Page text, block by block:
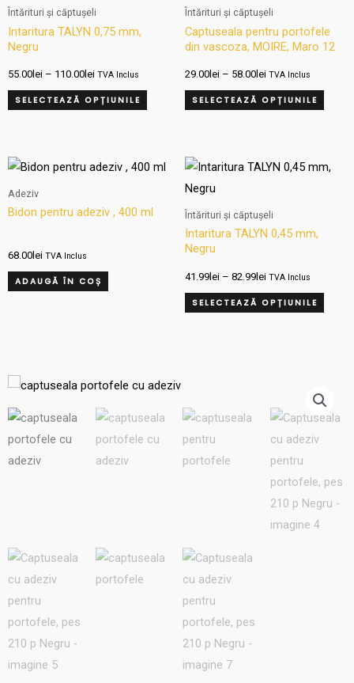
Întărituri și căptușeli
Intaritura TALYN 0,75 mm,
Negru
55.00 lei – 110.00 lei
până
la
110.00lei
TVA Inclus
SELECTEAZĂ OPȚIUNILE
Opțiunile
pot
produsului.
Întărituri și căptușeli
Captuseala pentru portofele
din vascoza, MOIRE, Maro 12
29.00 lei – 58.00 lei
până
la
58.00lei
TVA Inclus
SELECTEAZĂ OPȚIUNILE
mai
multe
pot
Adeziv
Bidon pentru adeziv , 400 ml
68.00 lei TVA Inclus
ADAUGĂ ÎN COȘ
Întărituri și căptușeli
Intaritura TALYN 0,45 mm,
Negru
41.99 lei – 82.99 lei
Interval
până
la
TVA Inclus
SELECTEAZĂ OPȚIUNILE
Acest
pot